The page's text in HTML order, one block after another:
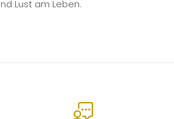
Lust am Leben.